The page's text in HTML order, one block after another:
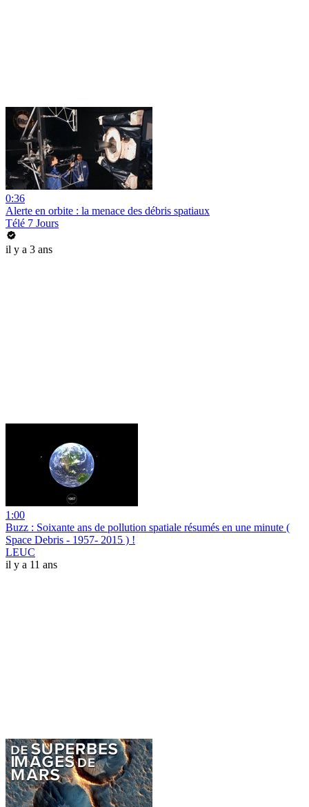
0:36
Alerte en orbite : la menace des débris spatiaux
Télé 7 Jours
il y a 3 ans
1:00
Buzz : Soixante ans de pollution spatiale résumés en une minute (
Space Debris - 1957- 2015 ) !
LEUC
il y a 11 ans